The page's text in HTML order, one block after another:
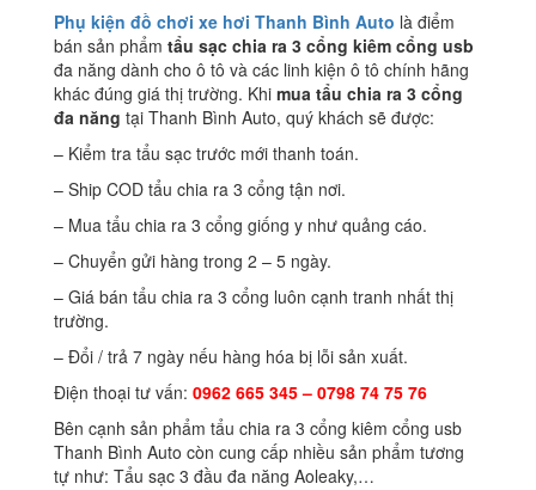
Phụ kiện đồ chơi xe hơi Thanh Bình Auto là điểm
bán sản phẩm tẩu sạc chia ra 3 cổng kiêm cổng usb
đa năng dành cho ô tô và các linh kiện ô tô chính hãng
khác đúng giá thị trường. Khi mua tẩu chia ra 3 cổng
đa năng tại Thanh Bình Auto, quý khách sẽ được:
– Kiểm tra tẩu sạc trước mới thanh toán.
– Ship COD tẩu chia ra 3 cổng tận nơi.
– Mua tẩu chia ra 3 cổng giống y như quảng cáo.
– Chuyển gửi hàng trong 2 – 5 ngày.
– Giá bán tẩu chia ra 3 cổng luôn cạnh tranh nhất thị
trường.
– Đổi / trả 7 ngày nếu hàng hóa bị lỗi sản xuất.
Điện thoại tư vấn: 0962 665 345 – 0798 74 75 76
Bên cạnh sản phẩm tẩu chia ra 3 cổng kiêm cổng usb
Thanh Bình Auto còn cung cấp nhiều sản phẩm tương
tự như: Tẩu sạc 3 đầu đa năng Aoleaky,…